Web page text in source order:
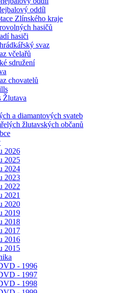
oddíl
Zlínského kraje
hasičů
hasiči
svaz
včelařů
sdružení
chovatelů
Žlutava
a diamantových svateb
žlutavských občanů
2026
2025
2024
2023
2022
2021
2020
2019
2018
2017
2016
2015
- 1996
- 1997
- 1998